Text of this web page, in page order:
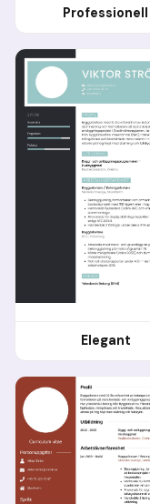
Professionell
Elegant